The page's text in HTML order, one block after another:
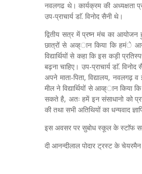
नवलगढ थे। कार्यक्रम की अध्यक्षता
उप-प्राचार्य डाॅ. विनोद सैनी थे।
द्वितीय सत्र में प्रष्न मंच का आयोजन
छात्रों से अव्ह्ान किया कि हमंे आने
विद्यार्थियों से कहा कि इस कड़ी
बढ़ना चाहिए। उप-प्राचार्य डाॅ.
अपने माता-पिता, विद्यालय, नवलगढ़
मील ने विद्यार्थियों से आव्ह्ान किया
सकते है, अतः हमें इन संसाधानो को
की तथा सभी अतिथियों का धन्यवाद
इस अवसर पर सुबोध स्कूल के स्टाॅफ
दी आनन्दीलाल पोदार ट्रस्ट के चेयरमैन